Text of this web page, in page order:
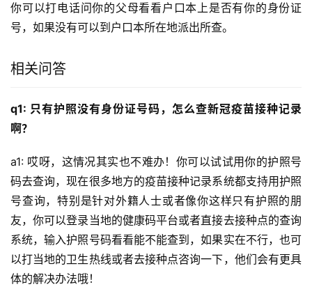
你可以打电话问你的父母看看户口本上是否有你的身份证
号，如果没有可以到户口本所在地派出所查。
相关问答
q1: 只有护照没有身份证号码，怎么查新冠疫苗接种记录
啊？
a1: 哎呀，这情况其实也不难办！你可以试试用你的护照号
码去查询，现在很多地方的疫苗接种记录系统都支持用护照
号查询，特别是针对外籍人士或者像你这样只有护照的朋
友，你可以登录当地的健康码平台或者直接去接种点的查询
系统，输入护照号码看看能不能查到，如果实在不行，也可
以打当地的卫生热线或者去接种点咨询一下，他们会有更具
体的解决办法哦！